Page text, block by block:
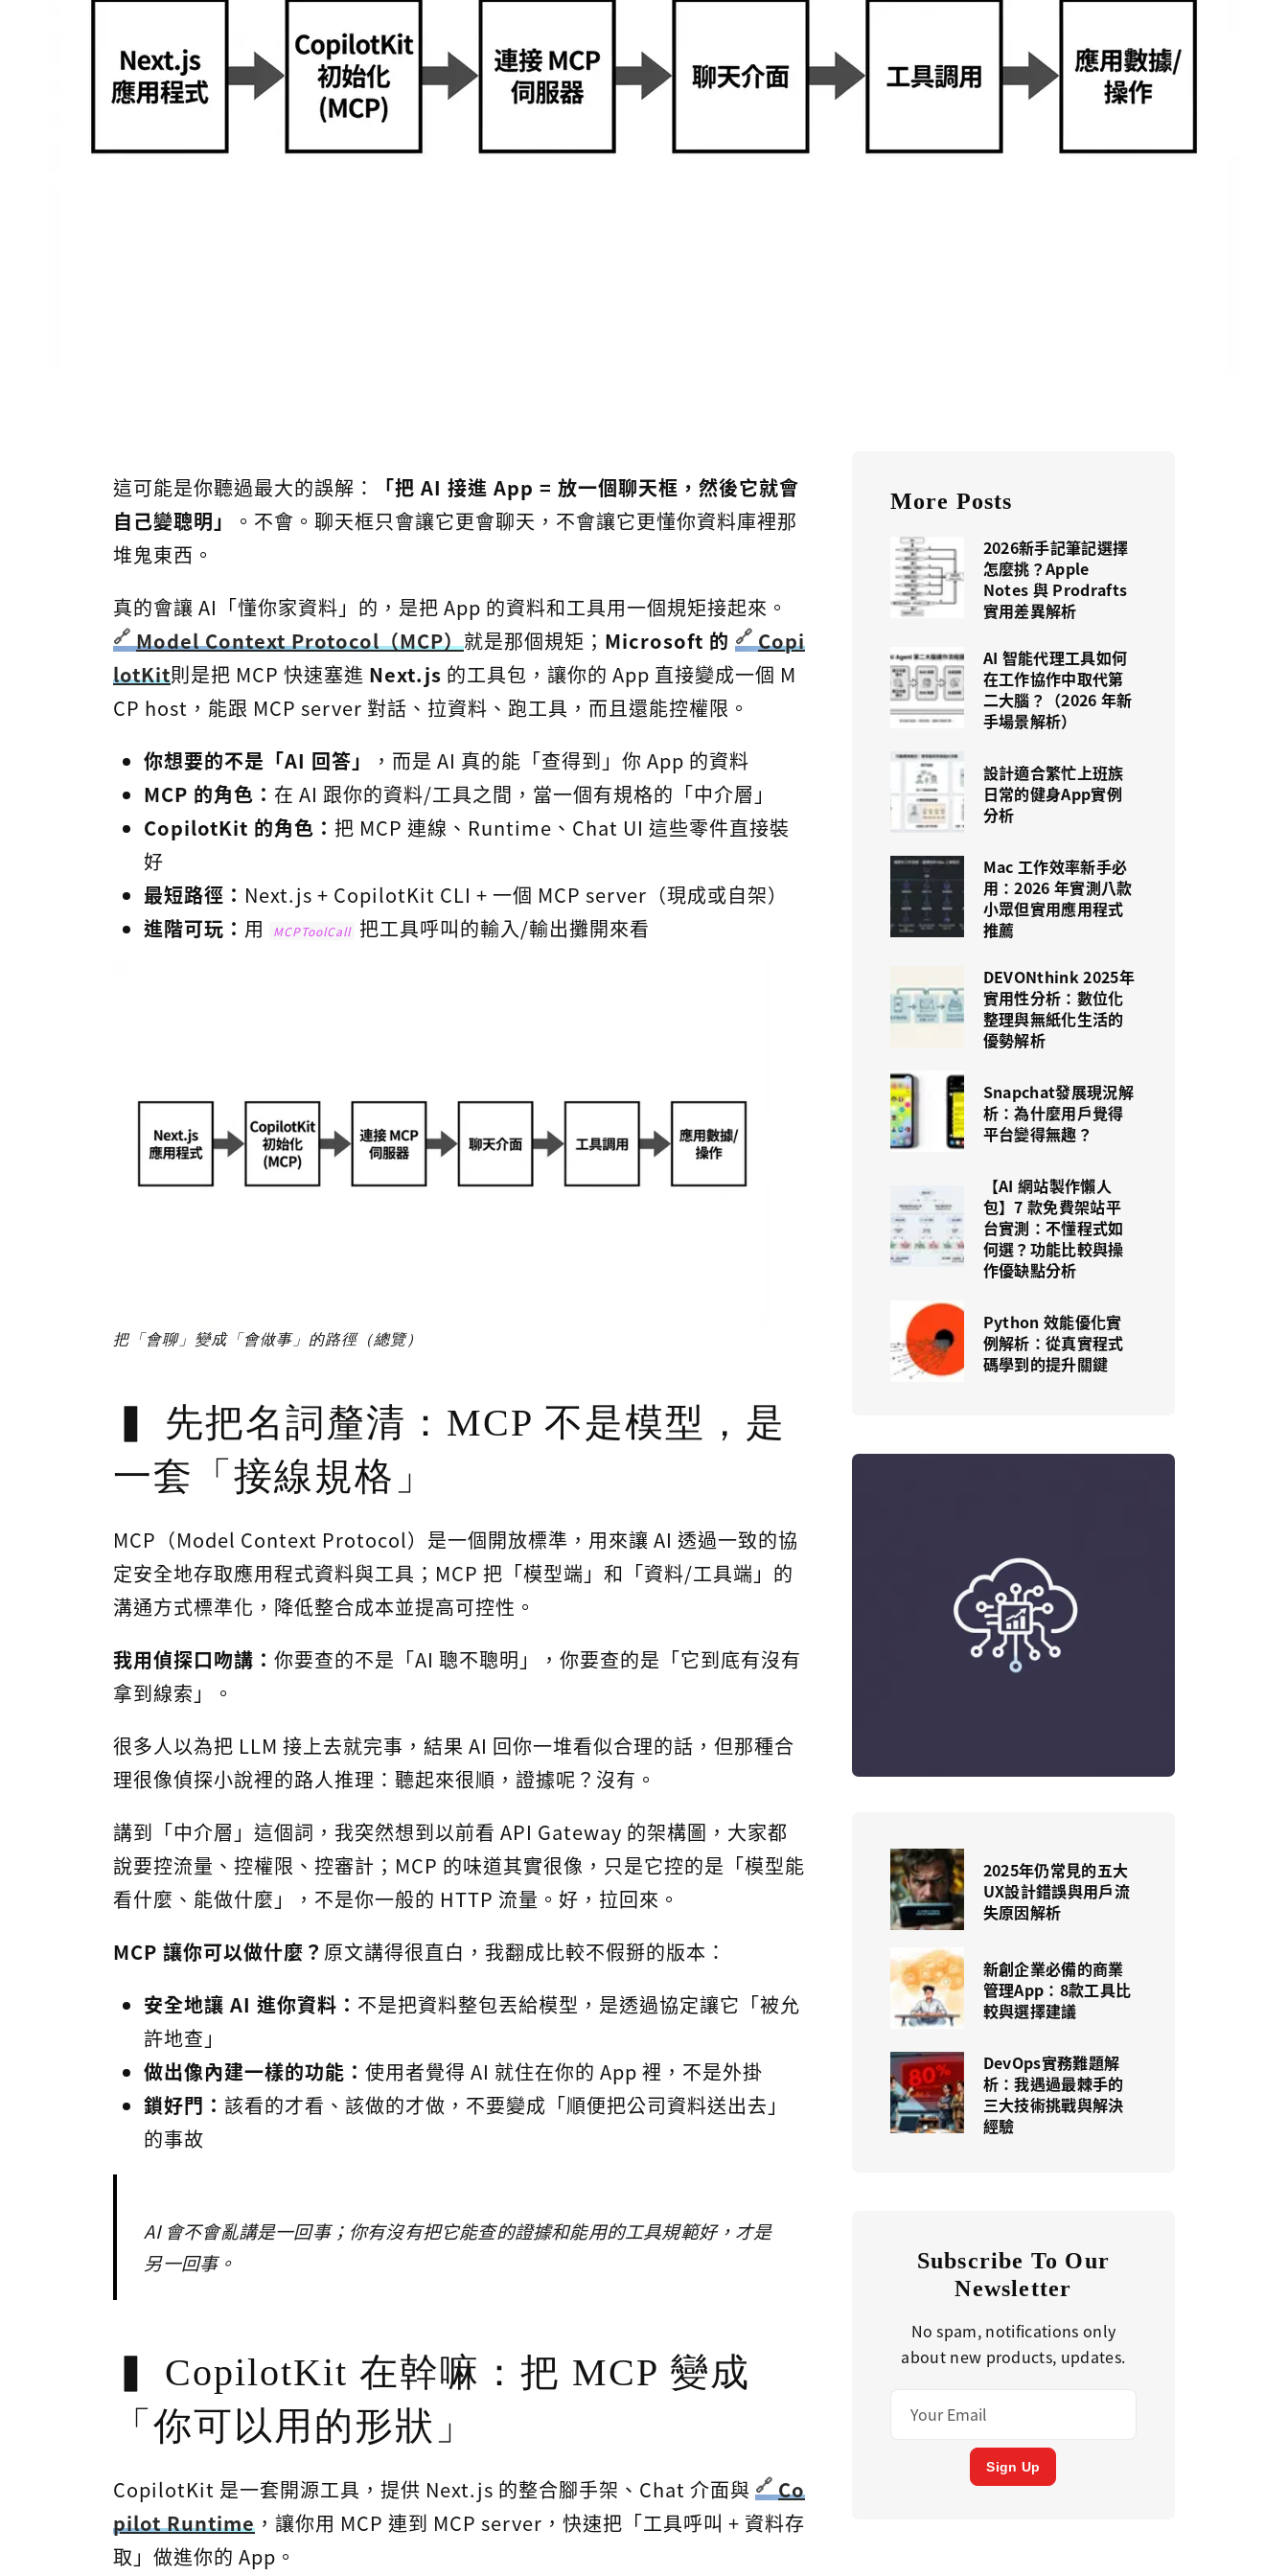
這可能是你聽過最大的誤解：
「把 AI 接進 App = 放一個聊天框，然後它就會
自己變聰明」
。不會。聊天框只會讓它更會聊天，不會讓它更懂你資料庫裡那
堆鬼東西。
真的會讓 AI「懂你家資料」的，是把 App 的資料和工具用一個規矩接起來。
Model Context Protocol（MCP）就是那個規矩； Microsoft 的
Copi
lotKit則是把 MCP 快速塞進 Next.js 的工具包，讓你的 App 直接變成一個 M
CP host，能跟 MCP server 對話、拉資料、跑工具，而且還能控權限。
你想要的不是「AI 回答」
，而是 AI 真的能「查得到」你 App 的資料
MCP 的角色： 在 AI 跟你的資料/工具之間，當一個有規格的「中介層」
CopilotKit 的角色： 把 MCP 連線、Runtime、Chat UI 這些零件直接裝
好
最短路徑： Next.js + CopilotKit CLI + 一個 MCP server（現成或自架）
進階可玩： 用 MCPToolCall 把工具呼叫的輸入/輸出攤開來看
把「會聊」變成「會做事」的路徑（總覽）
先把名詞釐清：MCP 不是模型，是
一套「接線規格」
MCP（Model Context Protocol）是一個開放標準，用來讓 AI 透過一致的協
定安全地存取應用程式資料與工具；MCP 把「模型端」和「資料/工具端」的
溝通方式標準化，降低整合成本並提高可控性。
我用偵探口吻講： 你要查的不是「AI 聰不聰明」，你要查的是「它到底有沒有
拿到線索」。
很多人以為把 LLM 接上去就完事，結果 AI 回你一堆看似合理的話，但那種合
理很像偵探小說裡的路人推理：聽起來很順，證據呢？沒有。
講到「中介層」這個詞，我突然想到以前看 API Gateway 的架構圖，大家都
說要控流量、控權限、控審計；MCP 的味道其實很像，只是它控的是「模型能
看什麼、能做什麼」，不是你一般的 HTTP 流量。好，拉回來。
MCP 讓你可以做什麼？ 原文講得很直白，我翻成比較不假掰的版本：
安全地讓 AI 進你資料： 不是把資料整包丟給模型，是透過協定讓它「被允
許地查」
做出像內建一樣的功能： 使用者覺得 AI 就住在你的 App 裡，不是外掛
鎖好門： 該看的才看、該做的才做，不要變成「順便把公司資料送出去」
的事故
AI 會不會亂講是一回事；你有沒有把它能查的證據和能用的工具規範好，才是
另一回事。
CopilotKit 在幹嘛：把 MCP 變成
「你可以用的形狀」
CopilotKit 是一套開源工具，提供 Next.js 的整合腳手架、Chat 介面與
Co
pilot Runtime ，讓你用 MCP 連到 MCP server，快速把「工具呼叫 + 資料存
取」做進你的 App。
More Posts
2026新手記筆記選擇
怎麼挑？Apple
Notes 與 Prodrafts
實用差異解析
AI 智能代理工具如何
在工作協作中取代第
二大腦？（2026 年新
手場景解析）
設計適合繁忙上班族
日常的健身App實例
分析
Mac 工作效率新手必
用：2026 年實測八款
小眾但實用應用程式
推薦
DEVONthink 2025年
實用性分析：數位化
整理與無紙化生活的
優勢解析
Snapchat發展現況解
析：為什麼用戶覺得
平台變得無趣？
【AI 網站製作懶人
包】7 款免費架站平
台實測：不懂程式如
何選？功能比較與操
作優缺點分析
Python 效能優化實
例解析：從真實程式
碼學到的提升關鍵
2025年仍常見的五大
UX設計錯誤與用戶流
失原因解析
新創企業必備的商業
管理App：8款工具比
較與選擇建議
DevOps實務難題解
析：我遇過最棘手的
三大技術挑戰與解決
經驗
Subscribe To Our
Newsletter
No spam, notifications only
about new products, updates.
Sign Up